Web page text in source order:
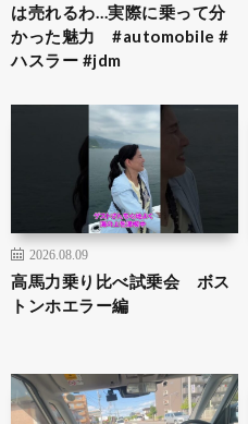
は売れるわ…実際に乗って分
かった魅力 #automobile #
ハスラー #jdm
2026.08.09
高馬力乗り比べ試乗会 ボス
トンホエラー編